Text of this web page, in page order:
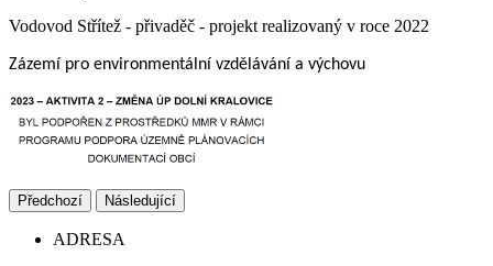
Vodovod Střítež - přivaděč - projekt realizovaný v roce 2022
Zázemí pro environmentální vzdělávání a výchovu
Předchozí Následující
ADRESA